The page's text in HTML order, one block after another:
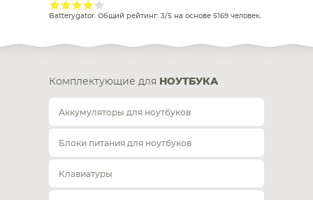
Batterygator. Общий рейтинг: 3/5 на основе 5169 человек.
Комплектующие для НОУТБУКА
Аккумуляторы для ноутбуков
Блоки питания для ноутбуков
Клавиатуры